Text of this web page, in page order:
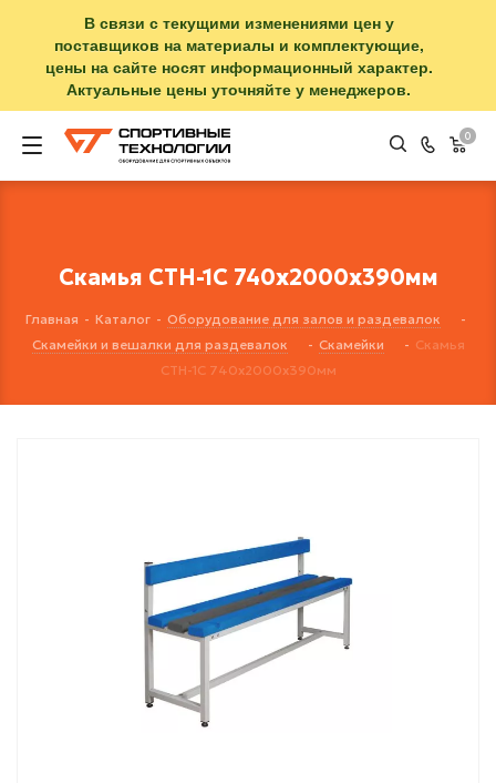
В связи с текущими изменениями цен у
поставщиков на материалы и комплектующие,
цены на сайте носят информационный характер.
Актуальные цены уточняйте у менеджеров.
0
Скамья СТН-1С 740х2000х390мм
Главная - Каталог - Оборудование для залов и раздевалок
-
Скамейки и вешалки для раздевалок
- Скамейки - Скамья
СТН-1С 740х2000х390мм